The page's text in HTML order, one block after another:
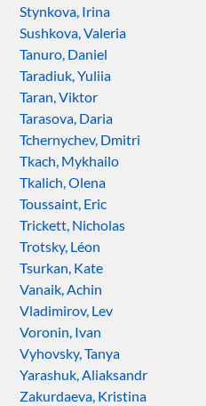
Stynkova, Irina
Sushkova, Valeria
Tanuro, Daniel
Taradiuk, Yuliia
Taran, Viktor
Tarasova, Daria
Tchernychev, Dmitri
Tkach, Mykhailo
Tkalich, Olena
Toussaint, Eric
Trickett, Nicholas
Trotsky, Léon
Tsurkan, Kate
Vanaik, Achin
Vladimirov, Lev
Voronin, Ivan
Vyhovsky, Tanya
Yarashuk, Aliaksandr
Zakurdaeva, Kristina